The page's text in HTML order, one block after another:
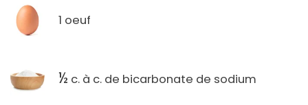
1 oeuf
½ c. à c. de bicarbonate de sodium